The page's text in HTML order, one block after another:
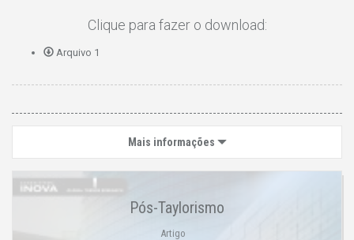
Clique para fazer o download:
Arquivo 1
Mais informações
Pós-Taylorismo
Artigo